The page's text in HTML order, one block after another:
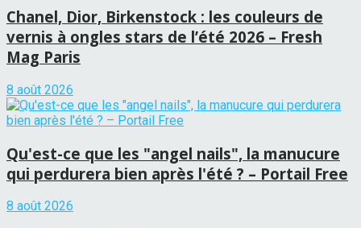
Chanel, Dior, Birkenstock : les couleurs de
vernis à ongles stars de l’été 2026 – Fresh
Mag Paris
8 août 2026
Qu'est-ce que les "angel nails", la manucure
qui perdurera bien après l'été ? – Portail Free
8 août 2026